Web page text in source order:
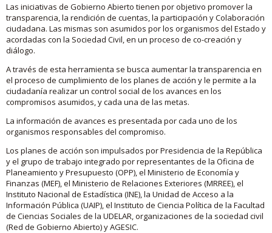
Las iniciativas de Gobierno Abierto tienen por objetivo promover la
transparencia, la rendición de cuentas, la participación y Colaboración
ciudadana. Las mismas son asumidos por los organismos del Estado y
acordadas con la Sociedad Civil, en un proceso de co-creación y
diálogo.
A través de esta herramienta se busca aumentar la transparencia en
el proceso de cumplimiento de los planes de acción y le permite a la
ciudadanía realizar un control social de los avances en los
compromisos asumidos, y cada una de las metas.
La información de avances es presentada por cada uno de los
organismos responsables del compromiso.
Los planes de acción son impulsados por Presidencia de la República
y el grupo de trabajo integrado por representantes de la Oficina de
Planeamiento y Presupuesto (OPP), el Ministerio de Economía y
Finanzas (MEF), el Ministerio de Relaciones Exteriores (MRREE), el
Instituto Nacional de Estadística (INE), la Unidad de Acceso a la
Información Pública (UAIP), el Instituto de Ciencia Política de la Facultad
de Ciencias Sociales de la UDELAR, organizaciones de la sociedad civil
(Red de Gobierno Abierto) y AGESIC.